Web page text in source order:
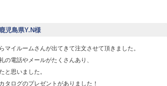
児島県Y.N様
イルームさんが出てきて注文させて頂きました。
電話やメールがたくさんあり、
と思いました。
タログのプレゼントがありました！